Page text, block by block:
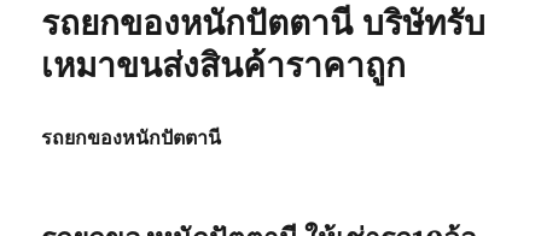
รถยกของหนักปัตตานี บริษัทรับ
เหมาขนส่งสินค้าราคาถูก
รถยกของหนักปัตตานี